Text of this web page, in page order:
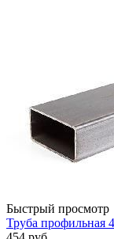
Быстрый просмотр
Труба профильная